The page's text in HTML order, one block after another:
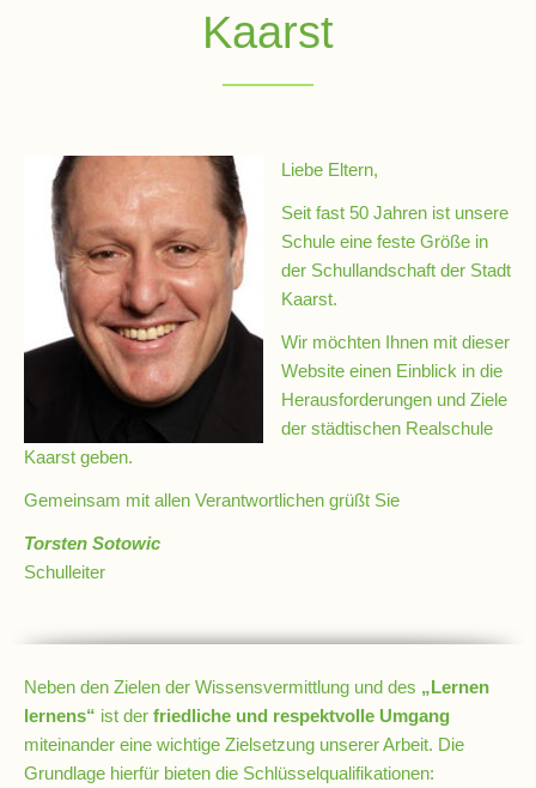
Übermittagsbetreuung
Schülervertretung
(SV)
Schulpflegschaft
Förderverein
Schulchronik
Raum-
Prinzip
Kaarst
Liebe Eltern,
Seit fast 50 Jahren ist unsere
Schule eine feste Größe in
der Schullandschaft der Stadt
Kaarst.
Wir möchten Ihnen mit dieser
Website einen Einblick in die
Herausforderungen und Ziele
der städtischen Realschule
Kaarst geben.
Gemeinsam mit allen Verantwortlichen grüßt Sie
Torsten Sotowic
Schulleiter
Neben den Zielen der Wissensvermittlung und des „Lernen
lernens“ ist der friedliche und respektvolle Umgang
miteinander eine wichtige Zielsetzung unserer Arbeit. Die
Grundlage hierfür bieten die Schlüsselqualifikationen: